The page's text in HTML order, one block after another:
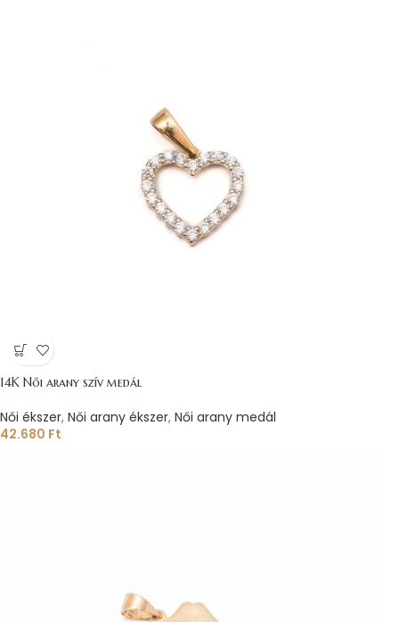
14K Női arany szív medál
Női ékszer, Női arany ékszer, Női arany medál
42.680 Ft